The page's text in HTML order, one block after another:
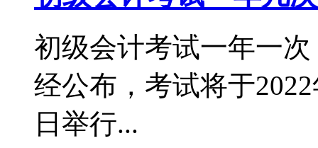
初级会计考试一年一
经公布，考试将于
日举行...